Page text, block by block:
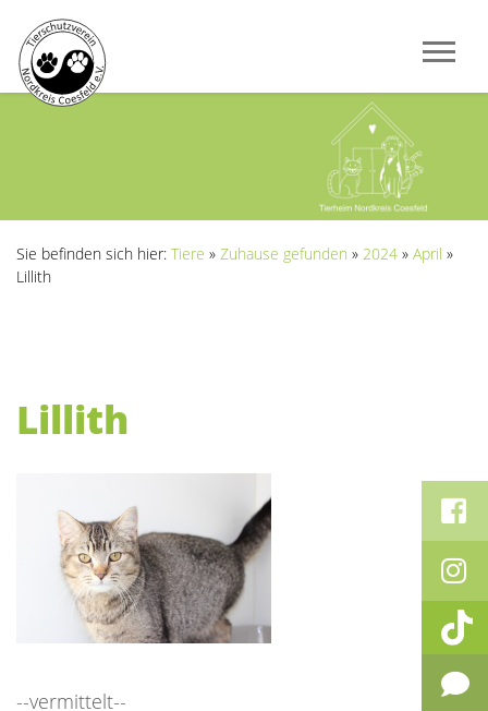
Sie befinden sich hier: Tiere » Zuhause gefunden » 2024 » April »
Lillith
Lillith
--vermittelt--